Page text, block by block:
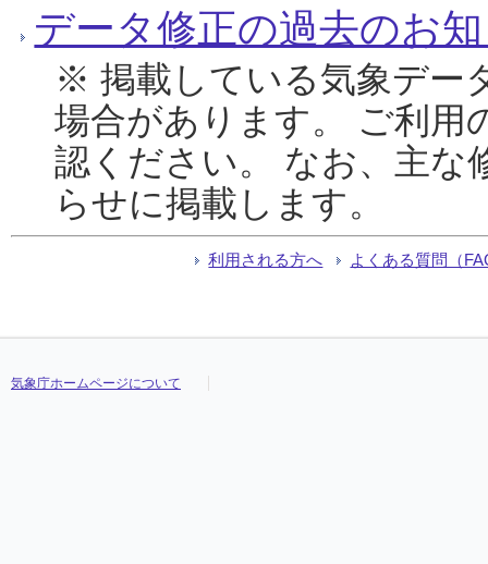
データ修正の過去のお
※ 掲載している気象デー
場合があります。 ご利用
認ください。 なお、主な
らせに掲載します。
利用される方へ よくある質問（
気象庁ホームページについて